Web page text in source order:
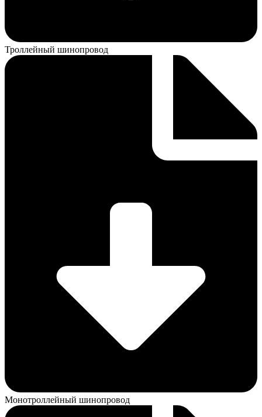
Троллейный шинопровод
Монотроллейный шинопровод